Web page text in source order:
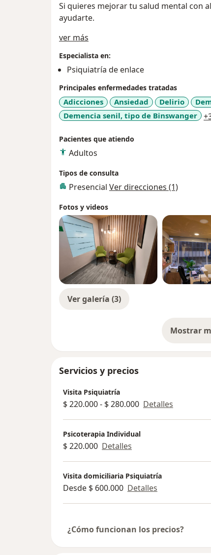
Si quieres mejorar tu salud mental con
ayudarte.
ver más
Especialista en:
Psiquiatría de enlace
Principales enfermedades tratadas
Adicciones Ansiedad Delirio
Demencia senil, tipo de Binswanger
Pacientes que atiendo
Adultos
Tipos de consulta
Presencial Ver direcciones (1)
Fotos y videos
Ver galería (3)
Mostrar
Servicios y precios
Visita Psiquiatría
$ 220.000 - $ 280.000 Detalles
Psicoterapia Individual
$ 220.000 Detalles
Visita domiciliaria Psiquiatría
Desde $ 600.000 Detalles
¿Cómo funcionan los precios?